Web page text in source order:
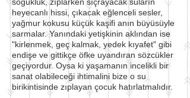
heyecanlı hissi, çıkacak eğlenceli sesler,
yağmur kokusu küçük kaşifi anın büyüsüyle
sarmalar. Yanındaki yetişkinin aklından ise
"kirlenmek, geç kalmak, yedek kıyafet" gibi
endişe ve gittikçe öfke uyandıran sözcükler
geçiyordur. Oysa ki yaşamanın incelikli bir
sanat olabileceği ihtimalini bize o su
birikintisinde zıplayan çocuk hatırlatmalıdır.